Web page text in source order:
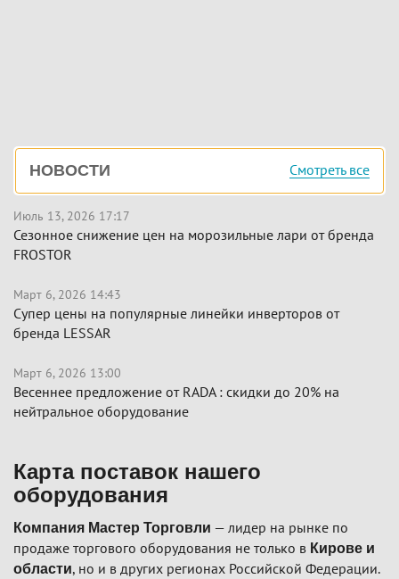
Боковая
панель
НОВОСТИ Смотреть все
Июль 13, 2026 17:17
Сезонное снижение цен на морозильные лари от бренда
FROSTOR
Март 6, 2026 14:43
Супер цены на популярные линейки инверторов от
бренда LESSAR
Март 6, 2026 13:00
Весеннее предложение от RADA : скидки до 20% на
нейтральное оборудование
Карта поставок нашего
оборудования
Компания Мастер Торговли — лидер на рынке по
продаже торгового оборудования не только в Кирове и
области, но и в других регионах Российской Федерации.